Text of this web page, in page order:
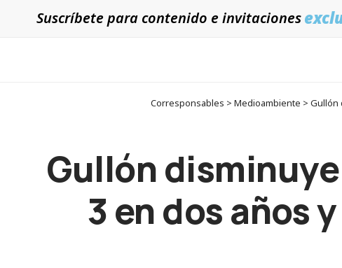
Suscríbete para contenido e invitaciones
Corresponsables > Medioambiente >
Gullón
3 en dos años